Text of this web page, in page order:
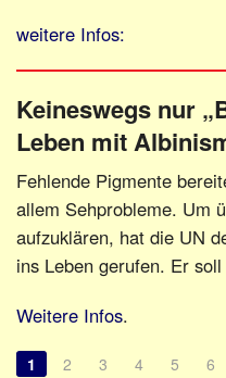
weitere Infos:
Keineswegs nur
Leben mit
Fehlende Pigmente
allem Sehprobleme. Um
aufzuklären, hat die UN
ins Leben gerufen. Er
Weitere Infos.
1 2 3 4 5 6